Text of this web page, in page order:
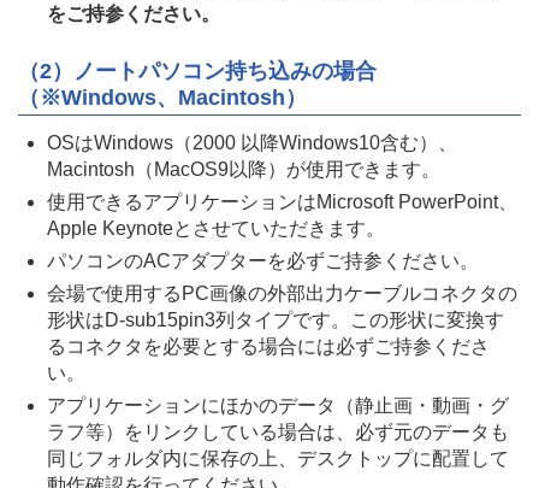
をご持参ください。
（2）ノートパソコン持ち込みの場合
（※Windows、Macintosh）
OSはWindows（2000 以降Windows10含む）、
Macintosh（MacOS9以降）が使用できます。
使用できるアプリケーションはMicrosoft PowerPoint、
Apple Keynoteとさせていただきます。
パソコンのACアダプターを必ずご持参ください。
会場で使用するPC画像の外部出力ケーブルコネクタの
形状はD-sub15pin3列タイプです。この形状に変換す
るコネクタを必要とする場合には必ずご持参くださ
い。
アプリケーションにほかのデータ（静止画・動画・グ
ラフ等）をリンクしている場合は、必ず元のデータも
同じフォルダ内に保存の上、デスクトップに配置して